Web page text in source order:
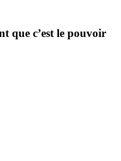
que c’est le pouvoir